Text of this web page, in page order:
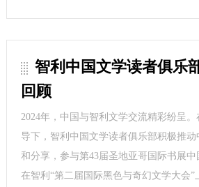
智利中国文学读者俱乐
回顾
2024年，中国与智利文学交流精彩纷呈
导下，智利中国文学读者俱乐部积极推
和分享，参与第43届圣地亚哥国际书展中
在智利“第二届国际黑色与奇幻文学大会”